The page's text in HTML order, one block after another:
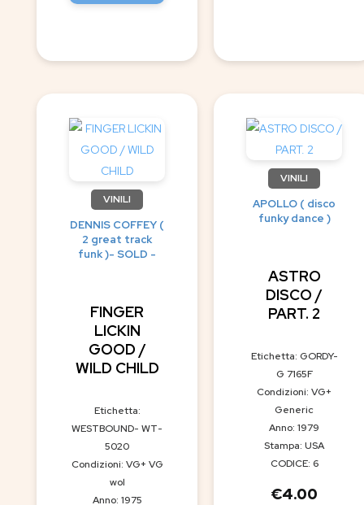
VINILI
DENNIS COFFEY (
2 great track
funk )- SOLD -
FINGER
LICKIN
GOOD /
WILD CHILD
Etichetta:
WESTBOUND- WT-
5020
Condizioni: VG+ VG
wol
Anno: 1975
VINILI
APOLLO ( disco
funky dance )
ASTRO
DISCO /
PART. 2
Etichetta: GORDY-
G 7165F
Condizioni: VG+
Generic
Anno: 1979
Stampa: USA
CODICE: 6
€4.00